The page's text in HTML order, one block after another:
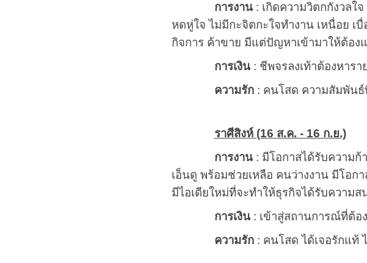
การงาน: เกิดความวิตกกังวลใ
หดหู่ใจ ไม่มีกะจิตกะใจทำงาน เหนื่อย เ
กิจการ ค้าขาย มีแต่ปัญหาเข้ามาให้ต้อง
การเงิน: ชีพจรลงเท้าต้องหาร
ความรัก: คนโสด ความสัมพันธ์
ราศีสิงห์ (16 ส.ค. - 16 ก.ย.)
การงาน: มีโอกาสได้รับความก้
เอ็นดู พร้อมช่วยเหลือ คนว่างงาน มีโอก
มีไอเดียใหม่ที่จะทำให้ธุรกิจได้รับความ
การเงิน: เข้าสู่สถานการณ์ที่ต้อง
ความรัก: คนโสด ได้เจอรักแท้